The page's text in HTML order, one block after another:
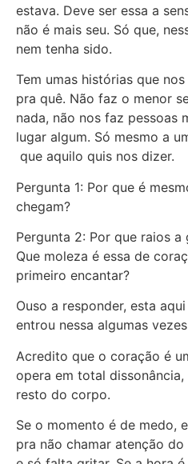
estava. Deve ser essa a
não é mais seu. Só que,
nem tenha sido.
Tem umas histórias que
pra quê. Não faz o menor
nada, não nos faz pessoas
lugar algum. Só mesmo a
que aquilo quis nos dizer.
Pergunta 1: Por que é
chegam?
Pergunta 2: Por que raios
Que moleza é essa de
primeiro encantar?
Ouso a responder, esta
entrou nessa algumas
Acredito que o coração é
opera em total
resto do corpo.
Se o momento é de medo,
pra não chamar atenção